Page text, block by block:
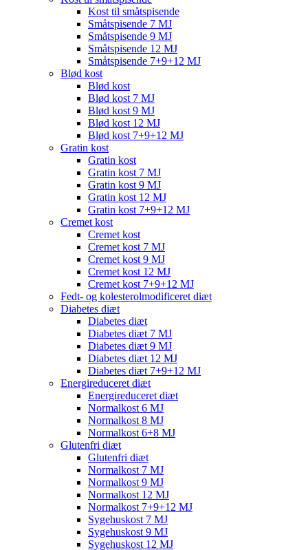
Kost til småtspisende
Småtspisende 7 MJ
Småtspisende 9 MJ
Småtspisende 12 MJ
Småtspisende 7+9+12 MJ
Blød kost
Blød kost
Blød kost 7 MJ
Blød kost 9 MJ
Blød kost 12 MJ
Blød kost 7+9+12 MJ
Gratin kost
Gratin kost
Gratin kost 7 MJ
Gratin kost 9 MJ
Gratin kost 12 MJ
Gratin kost 7+9+12 MJ
Cremet kost
Cremet kost
Cremet kost 7 MJ
Cremet kost 9 MJ
Cremet kost 12 MJ
Cremet kost 7+9+12 MJ
Fedt- og kolesterolmodificeret diæt
Diabetes diæt
Diabetes diæt
Diabetes diæt 7 MJ
Diabetes diæt 9 MJ
Diabetes diæt 12 MJ
Diabetes diæt 7+9+12 MJ
Energireduceret diæt
Energireduceret diæt
Normalkost 6 MJ
Normalkost 8 MJ
Normalkost 6+8 MJ
Glutenfri diæt
Glutenfri diæt
Normalkost 7 MJ
Normalkost 9 MJ
Normalkost 12 MJ
Normalkost 7+9+12 MJ
Sygehuskost 7 MJ
Sygehuskost 9 MJ
Sygehuskost 12 MJ